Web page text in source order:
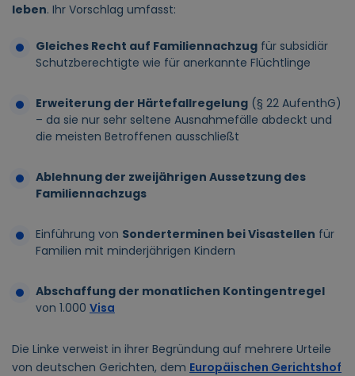
leben. Ihr Vorschlag umfasst:
Gleiches Recht auf Familiennachzug für subsidiär
Schutzberechtigte wie für anerkannte Flüchtlinge
Erweiterung der Härtefallregelung (§ 22 AufenthG)
– da sie nur sehr seltene Ausnahmefälle abdeckt und
die meisten Betroffenen ausschließt
Ablehnung der zweijährigen Aussetzung des
Familiennachzugs
Einführung von Sonderterminen bei Visastellen für
Familien mit minderjährigen Kindern
Abschaffung der monatlichen Kontingentregel
von 1.000 Visa
Die Linke verweist in ihrer Begründung auf mehrere Urteile
von deutschen Gerichten, dem Europäischen Gerichtshof